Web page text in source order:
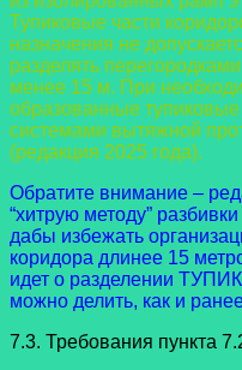
Тупиковые части
назначения не
разделять
менее 15 м. При
образованные
системами вытяжной
(редакция 2025 года).
Обратите внимание –
“хитрую методу”
дабы избежать
коридора длинее 15
идет о разделении
можно делить, как и
7.3. Требования пункта